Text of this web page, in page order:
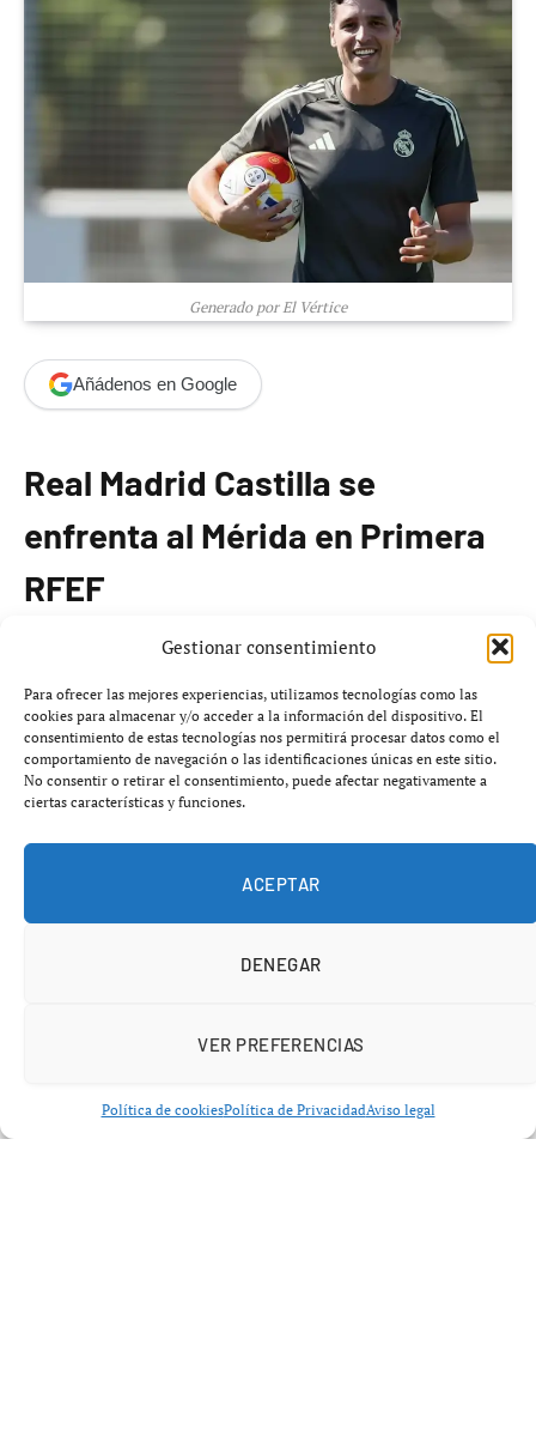
Gestionar consentimiento
Para ofrecer las mejores experiencias, utilizamos tecnologías como las
cookies para almacenar y/o acceder a la información del dispositivo. El
consentimiento de estas tecnologías nos permitirá procesar datos como el
comportamiento de navegación o las identificaciones únicas en este sitio.
No consentir o retirar el consentimiento, puede afectar negativamente a
ciertas características y funciones.
ACEPTAR
DENEGAR
VER PREFERENCIAS
Política de cookiesPolítica de PrivacidadAviso legal
Generado por El Vértice
Añádenos en Google
Real Madrid Castilla se
enfrenta al Mérida en Primera
RFEF
El partido entre elReal Madrid Castillay
juega el18 de enero de 2026en el estadio del filial
blanco. Este encuentro es parte del Grupo 1 dePrimera
RFEF.
ElMéridase presenta tras haber ganado anteriormente
al Castilla por3-0, lo que añade tensión ante el nuevo